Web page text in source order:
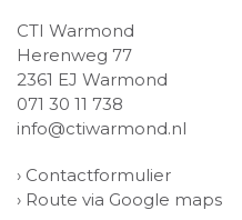
CTI Warmond
Herenweg 77
2361 EJ Warmond
071 30 11 738
info@ctiwarmond.nl
› Contactformulier
› Route via Google maps